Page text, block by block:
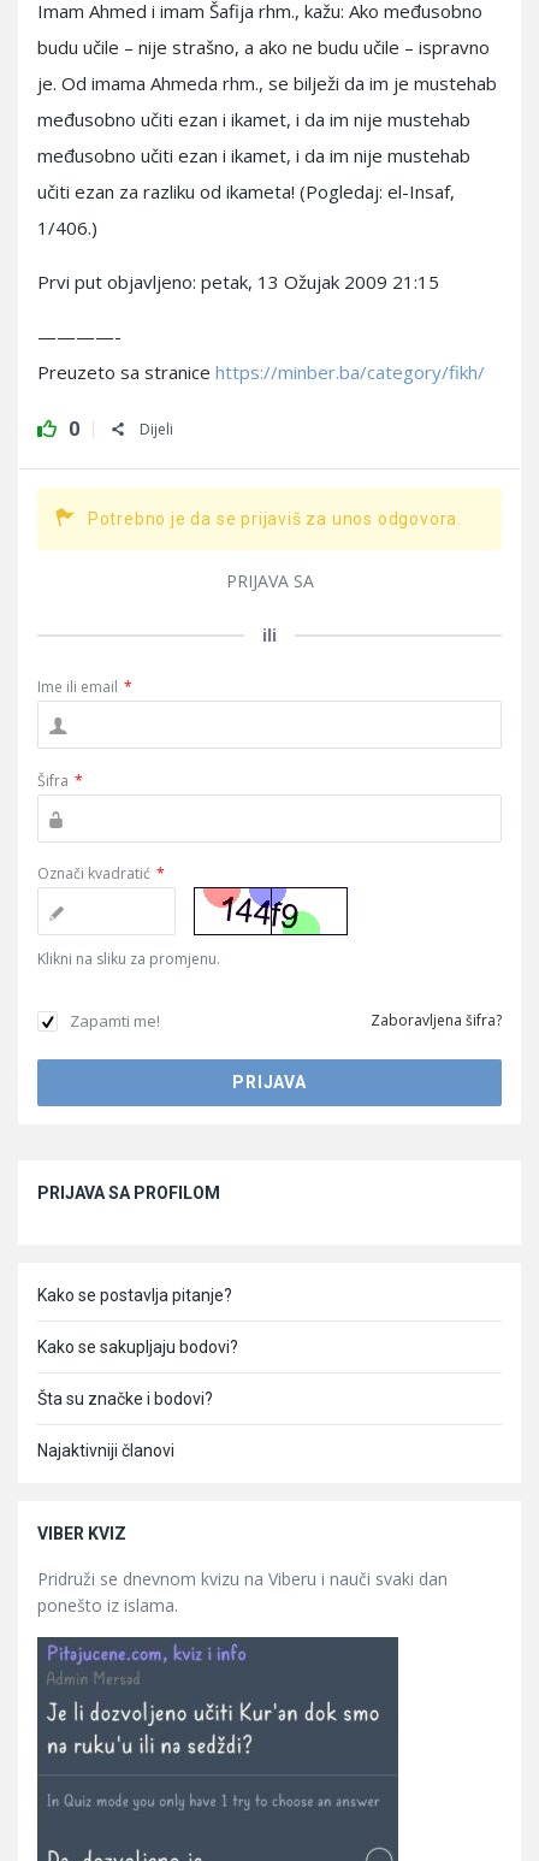
Imam Ahmed i imam Šafija rhm., kažu: Ako međusobno
budu učile – nije strašno, a ako ne budu učile – ispravno
je. Od imama Ahmeda rhm., se bilježi da im je mustehab
međusobno učiti ezan i ikamet, i da im nije mustehab
međusobno učiti ezan i ikamet, i da im nije mustehab
učiti ezan za razliku od ikameta! (Pogledaj: el-Insaf,
1/406.)
Prvi put objavljeno: petak, 13 Ožujak 2009 21:15
————-
Preuzeto sa stranice https://minber.ba/category/fikh/
0 Dijeli
Potrebno je da se prijaviš za unos odgovora.
PRIJAVA SA
ili
Ime ili email *
Šifra *
Označi kvadratić *
Klikni na sliku za promjenu.
Zapamti me! Zaboravljena šifra?
PRIJAVA SA PROFILOM
Kako se postavlja pitanje?
Kako se sakupljaju bodovi?
Šta su značke i bodovi?
Najaktivniji članovi
VIBER KVIZ
Pridruži se dnevnom kvizu na Viberu i nauči svaki dan
ponešto iz islama.